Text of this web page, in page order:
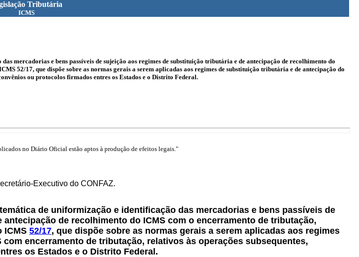
Tributária
ICMS
mercadorias e bens passíveis de sujeição aos regimes de substituição tributária e de antecipação de recolhimento do
52/17, que dispõe sobre as normas gerais a serem aplicadas aos regimes de substituição tributária e de antecipação do
ou protocolos firmados entres os Estados e o Distrito Federal.
no Diário Oficial estão aptos à produção de efeitos legais."
Executivo do CONFAZ.
de uniformização e identificação das mercadorias e bens passíveis de
de recolhimento do ICMS com o encerramento de tributação,
ICMS 52/17, que dispõe sobre as normas gerais a serem aplicadas aos regimes
encerramento de tributação, relativos às operações subsequentes,
os Estados e o Distrito Federal.